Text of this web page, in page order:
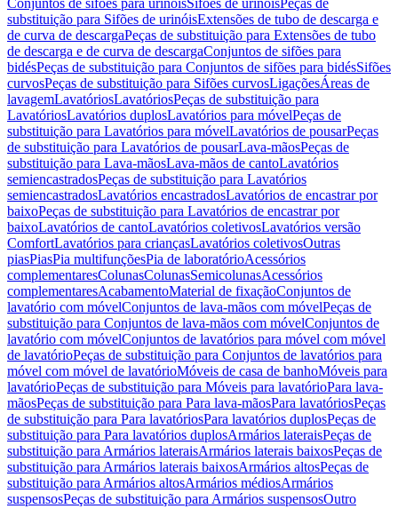
Conjuntos de sifões para urinóisSifões de urinóisPeças de
substituição para Sifões de urinóisExtensões de tubo de descarga e
de curva de descargaPeças de substituição para Extensões de tubo
de descarga e de curva de descargaConjuntos de sifões para
bidésPeças de substituição para Conjuntos de sifões para bidésSifões
curvosPeças de substituição para Sifões curvosLigaçõesÁreas de
lavagemLavatóriosLavatóriosPeças de substituição para
LavatóriosLavatórios duplosLavatórios para móvelPeças de
substituição para Lavatórios para móvelLavatórios de pousarPeças
de substituição para Lavatórios de pousarLava-mãosPeças de
substituição para Lava-mãosLava-mãos de cantoLavatórios
semiencastradosPeças de substituição para Lavatórios
semiencastradosLavatórios encastradosLavatórios de encastrar por
baixoPeças de substituição para Lavatórios de encastrar por
baixoLavatórios de cantoLavatórios coletivosLavatórios versão
ComfortLavatórios para criançasLavatórios coletivosOutras
piasPiasPia multifunçõesPia de laboratórioAcessórios
complementaresColunasColunasSemicolunasAcessórios
complementaresAcabamentoMaterial de fixaçãoConjuntos de
lavatório com móvelConjuntos de lava-mãos com móvelPeças de
substituição para Conjuntos de lava-mãos com móvelConjuntos de
lavatório com móvelConjuntos de lavatórios para móvel com móvel
de lavatórioPeças de substituição para Conjuntos de lavatórios para
móvel com móvel de lavatórioMóveis de casa de banhoMóveis para
lavatórioPeças de substituição para Móveis para lavatórioPara lava-
mãosPeças de substituição para Para lava-mãosPara lavatóriosPeças
de substituição para Para lavatóriosPara lavatórios duplosPeças de
substituição para Para lavatórios duplosArmários lateraisPeças de
substituição para Armários lateraisArmários laterais baixosPeças de
substituição para Armários laterais baixosArmários altosPeças de
substituição para Armários altosArmários médiosArmários
suspensosPeças de substituição para Armários suspensosOutro